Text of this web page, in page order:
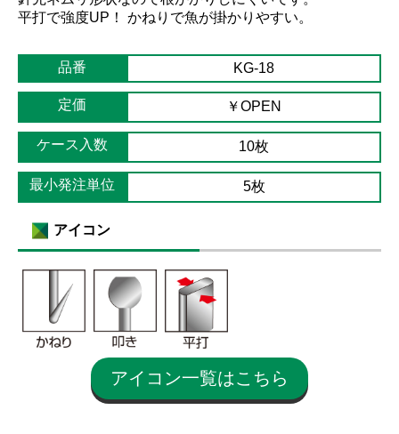
平打で強度UP！ かねりで魚が掛かりやすい。
品番 KG-18
定価 ￥OPEN
ケース入数 10枚
最小発注単位 5枚
アイコン
アイコン一覧はこちら